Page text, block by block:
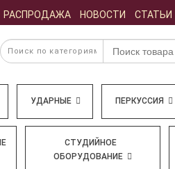
РАСПРОДАЖА НОВОСТИ СТАТЬИ
УДАРНЫЕ ПЕРКУССИЯ
СТУДИЙНОЕ
ОБОРУДОВАНИЕ